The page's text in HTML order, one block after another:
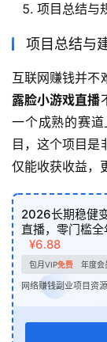
项目总结与
项目总结与
互联网赚钱并不
露脸小游戏直播
一个成熟的赛
目，这个项目是
仅能收获收益，
2026长期稳健
直播，零门槛
¥6.88
包月VIP免费 年度会
网络赚钱副业项目资